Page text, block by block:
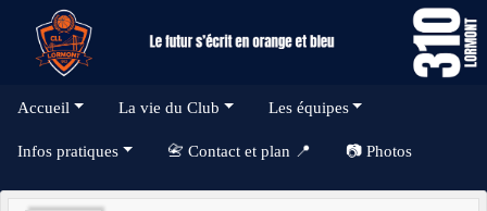
Accueil La vie du Club Les équipes
Infos pratiques 📇 Contact et plan 📍 📷 Photos
Panneau de gestion des cookies